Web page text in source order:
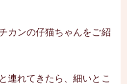
カンの仔猫ちゃんをご紹
連れてきたら、細いとこ